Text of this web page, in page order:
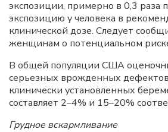
экспозиции, примерно в 0,3
экспозицию у человека в
клинической дозе. Следует
женщинам о потенциальном
В общей популяции США
серьезных врожденных
клинически установленных
составляет 2–4% и 15–20%
Грудное вскармливание